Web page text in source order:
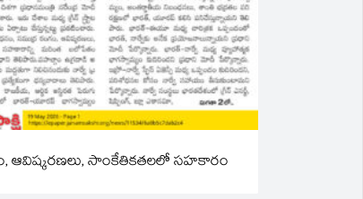
ఆవిష్కరణలు, సాంకేతికతలలో సహకారం